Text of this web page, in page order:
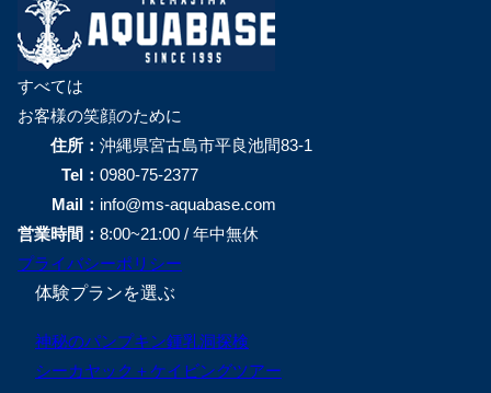
すべては
お客様の笑顔のために
住所： 沖縄県宮古島市平良池間83-1
Tel： 0980-75-2377
Mail： info@ms-aquabase.com
営業時間： 8:00~21:00 / 年中無休
プライバシーポリシー
体験プランを選ぶ
神秘のパンプキン鍾乳洞探検
シーカヤック＋ケイビングツアー